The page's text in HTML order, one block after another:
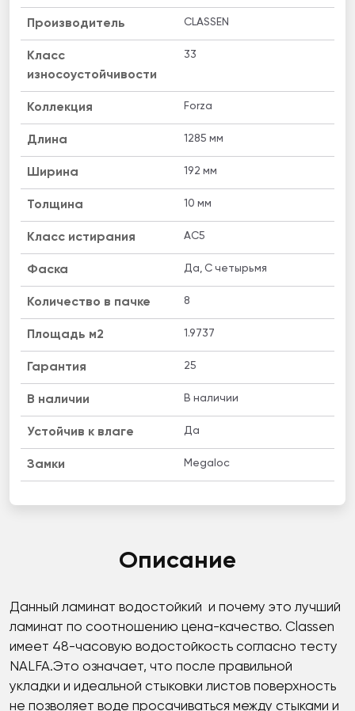
Производитель CLASSEN
Класс
износоустойчивости
33
Коллекция Forza
Длина 1285 мм
Ширина 192 мм
Толщина 10 мм
Класс истирания AC5
Фаска Да, C четырьмя
Количество в пачке 8
Площадь м2 1.9737
Гарантия 25
B наличии В наличии
Устойчив к влаге Да
Замки Megaloc
Описание
Данный ламинат водостойкий и почему это лучший
ламинат по соотношению цена-качество. Classen
имеет 48-часовую водостойкость согласно тесту
NALFA.Это означает, что после правильной
укладки и идеальной стыковки листов поверхность
не позволяет воде просачиваться между стыками и